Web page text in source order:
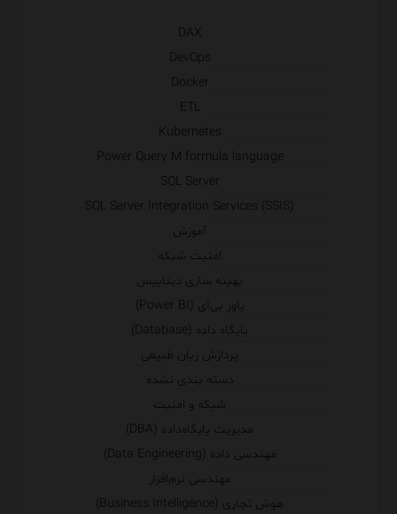
DAX
DevOps
Docker
ETL
Kubernetes
Power Query M formula language
SQL Server
SQL Server Integration Services (SSIS)
آموزش
امنیت شبکه
بهینه سازی دیتابیس
پاور بی‌آی (Power BI)
پایگاه داده (Database)
پردازش زبان طبیعی
دسته بندی نشده
شبکه و امنیت
مدیریت پایگاه‌داده (DBA)
مهندسی داده (Data Engineering)
مهندسی نرم‌افزار
هوش تجاری (Business Intelligence)